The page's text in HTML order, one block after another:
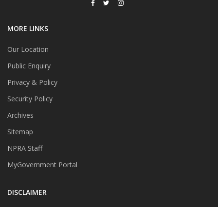
MORE LINKS
Our Location
Public Enquiry
Privacy & Policy
Security Policy
Archives
Sitemap
NPRA Staff
MyGovernment Portal
DISCLAIMER